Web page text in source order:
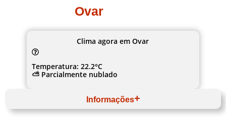
Ovar
Clima agora em Ovar
Temperatura: 22.2°C
⛅ Parcialmente nublado
Informações